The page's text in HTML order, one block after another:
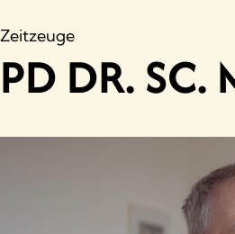
Zeitzeuge
PD DR. SC.